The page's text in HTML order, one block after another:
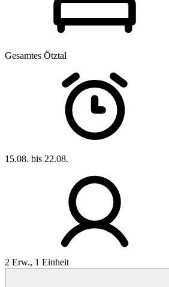
Gesamtes Ötztal
15.08. bis 22.08.
2 Erw., 1 Einheit